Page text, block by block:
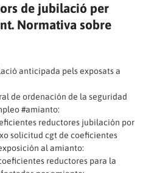
de jubilació per
Normativa sobre
anticipada pels exposats a
de ordenación de la seguridad
#amianto:
reductores jubilación por
solicitud cgt de coeficientes
al amianto:
reductores para la